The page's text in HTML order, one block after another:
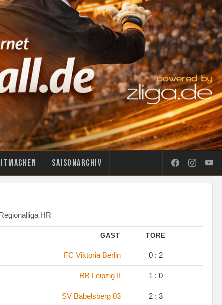
Saisonarchiv
HR
GAST TORE
FC Viktoria Berlin 0 : 2
RB Leipzig II 1 : 0
SV Babelsberg 03 2 : 3